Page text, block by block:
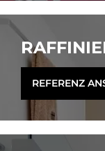
REFERENZ